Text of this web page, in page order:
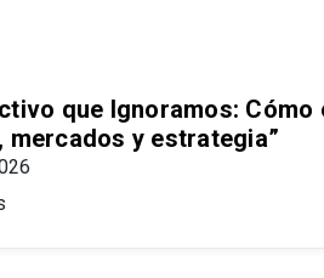
que Ignoramos:
y estrategia”